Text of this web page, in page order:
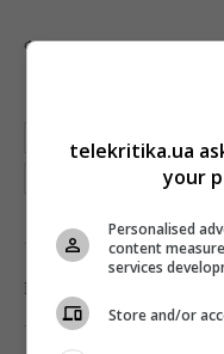
Фото: Master Management
Поділитись:
telekritika.ua
your
Personalised
content
services
Store and/or